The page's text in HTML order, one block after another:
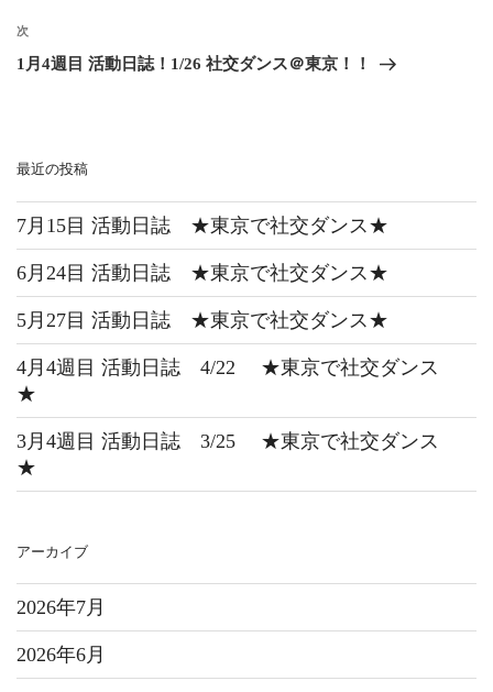
次
1月4週目 活動日誌！1/26 社交ダンス＠東京！！
最近の投稿
7月15目 活動日誌 ★東京で社交ダンス★
6月24目 活動日誌 ★東京で社交ダンス★
5月27目 活動日誌 ★東京で社交ダンス★
4月4週目 活動日誌 4/22 ★東京で社交ダンス
★
3月4週目 活動日誌 3/25 ★東京で社交ダンス
★
アーカイブ
2026年7月
2026年6月